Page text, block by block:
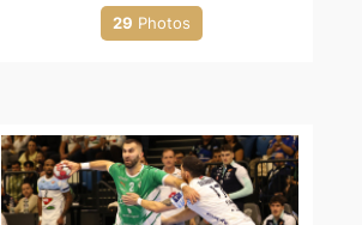
29 Photos